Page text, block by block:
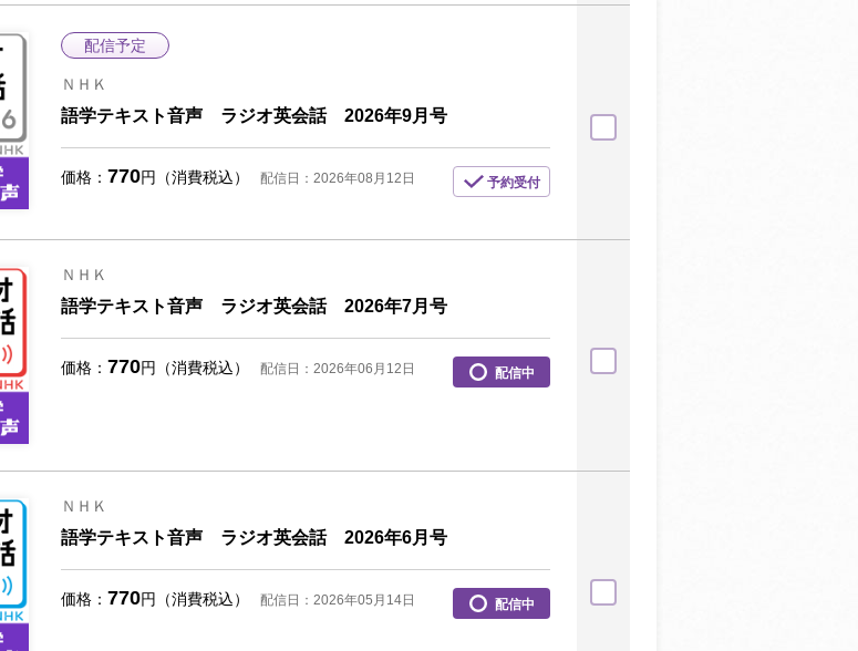
配信予定
ＮＨＫ
語学テキスト音声 ラジオ英会話 2026年9月号
価格： 770円（消費税込） 配信日：2026年08月12日 予約受付
ＮＨＫ
語学テキスト音声 ラジオ英会話 2026年7月号
価格： 770円（消費税込） 配信日：2026年06月12日 配信中
ＮＨＫ
語学テキスト音声 ラジオ英会話 2026年6月号
価格： 770円（消費税込） 配信日：2026年05月14日 配信中